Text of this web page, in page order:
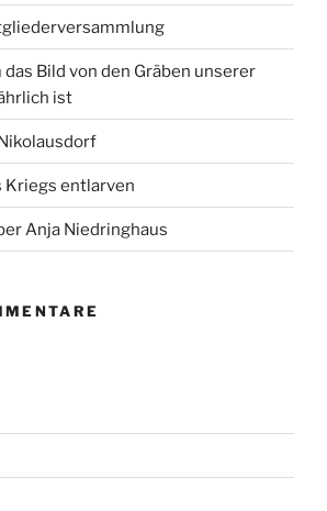
Bild von den Gräben unserer
ist
Kriegs entlarven
Anja Niedringhaus